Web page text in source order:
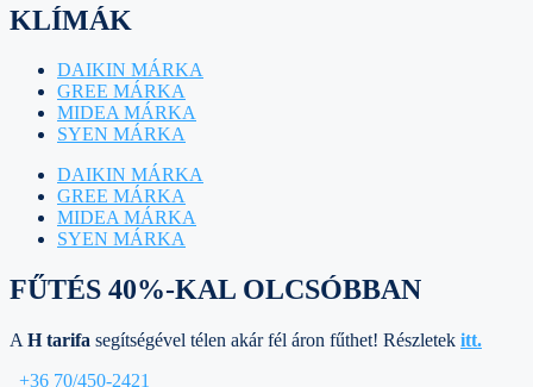
KLÍMÁK
DAIKIN MÁRKA
GREE MÁRKA
MIDEA MÁRKA
SYEN MÁRKA
DAIKIN MÁRKA
GREE MÁRKA
MIDEA MÁRKA
SYEN MÁRKA
FŰTÉS 40%-KAL OLCSÓBBAN
A H tarifa segítségével télen akár fél áron fűthet! Részletek itt.
+36 70/450-2421